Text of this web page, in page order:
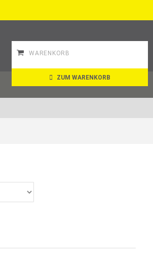
WARENKORB
ZUM WARENKORB